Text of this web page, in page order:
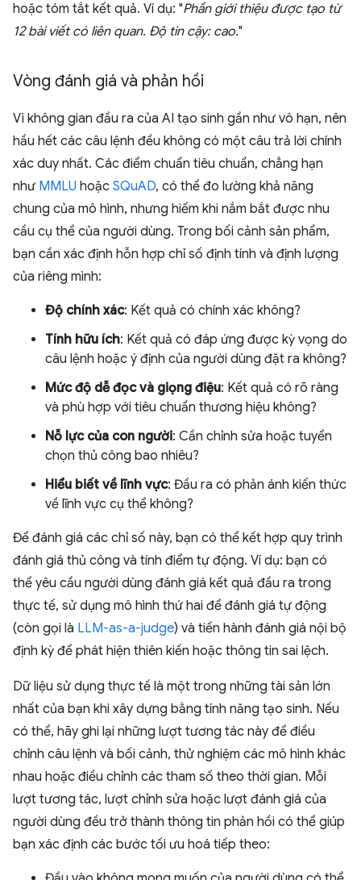
hoặc tóm tắt kết quả. Ví dụ: "Phần giới thiệu được tạo từ
12 bài viết có liên quan. Độ tin cậy: cao."
Vòng đánh giá và phản hồi
Vì không gian đầu ra của AI tạo sinh gần như vô hạn, nên
hầu hết các câu lệnh đều không có một câu trả lời chính
xác duy nhất. Các điểm chuẩn tiêu chuẩn, chẳng hạn
như MMLU hoặc SQuAD, có thể đo lường khả năng
chung của mô hình, nhưng hiếm khi nắm bắt được nhu
cầu cụ thể của người dùng. Trong bối cảnh sản phẩm,
bạn cần xác định hỗn hợp chỉ số định tính và định lượng
của riêng mình:
Độ chính xác: Kết quả có chính xác không?
Tính hữu ích: Kết quả có đáp ứng được kỳ vọng do
câu lệnh hoặc ý định của người dùng đặt ra không?
Mức độ dễ đọc và giọng điệu: Kết quả có rõ ràng
và phù hợp với tiêu chuẩn thương hiệu không?
Nỗ lực của con người: Cần chỉnh sửa hoặc tuyển
chọn thủ công bao nhiêu?
Hiểu biết về lĩnh vực: Đầu ra có phản ánh kiến thức
về lĩnh vực cụ thể không?
Để đánh giá các chỉ số này, bạn có thể kết hợp quy trình
đánh giá thủ công và tính điểm tự động. Ví dụ: bạn có
thể yêu cầu người dùng đánh giá kết quả đầu ra trong
thực tế, sử dụng mô hình thứ hai để đánh giá tự động
(còn gọi là LLM-as-a-judge) và tiến hành đánh giá nội bộ
định kỳ để phát hiện thiên kiến hoặc thông tin sai lệch.
Dữ liệu sử dụng thực tế là một trong những tài sản lớn
nhất của bạn khi xây dựng bằng tính năng tạo sinh. Nếu
có thể, hãy ghi lại những lượt tương tác này để điều
chỉnh câu lệnh và bối cảnh, thử nghiệm các mô hình khác
nhau hoặc điều chỉnh các tham số theo thời gian. Mỗi
lượt tương tác, lượt chỉnh sửa hoặc lượt đánh giá của
người dùng đều trở thành thông tin phản hồi có thể giúp
bạn xác định các bước tối ưu hoá tiếp theo: